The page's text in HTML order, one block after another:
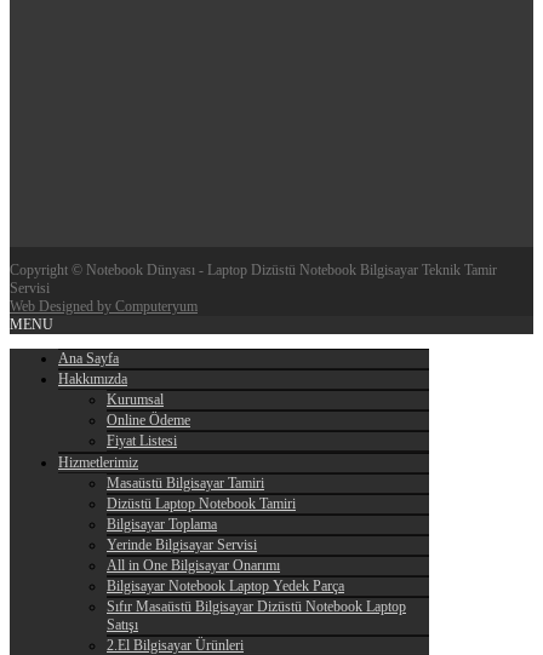
Copyright © Notebook Dünyası - Laptop Dizüstü Notebook Bilgisayar Teknik Tamir
Servisi
Web Designed by Computeryum
MENU
Ana Sayfa
Hakkımızda
Kurumsal
Online Ödeme
Fiyat Listesi
Hizmetlerimiz
Masaüstü Bilgisayar Tamiri
Dizüstü Laptop Notebook Tamiri
Bilgisayar Toplama
Yerinde Bilgisayar Servisi
All in One Bilgisayar Onarımı
Bilgisayar Notebook Laptop Yedek Parça
Sıfır Masaüstü Bilgisayar Dizüstü Notebook Laptop
Satışı
2.El Bilgisayar Ürünleri